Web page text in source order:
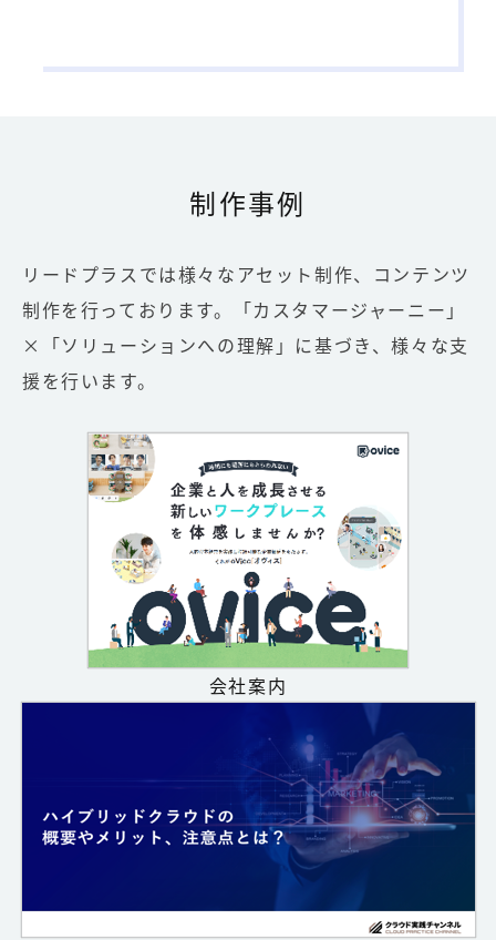
制作事例
リードプラスでは様々なアセット制作、コンテンツ
制作を行っております。
「カスタマージャーニー」
×「ソリューションへの理解」に基づき、様々な支
援を行います。
会社案内